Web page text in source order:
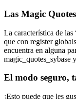
Las Magic
La característica de
que con register
encuentra en alguna
magic_quotes_sybase
El modo seguro,
¡Esto puede que les